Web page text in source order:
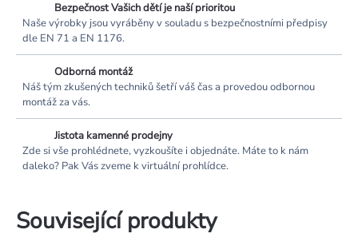
Bezpečnost Vašich dětí je naší prioritou
Naše výrobky jsou vyráběny v souladu s bezpečnostními předpisy
dle EN 71 a EN 1176.
Odborná montáž
Náš tým zkušených techniků šetří váš čas a provedou odbornou
montáž za vás.
Jistota kamenné prodejny
Zde si vše prohlédnete, vyzkoušíte i objednáte. Máte to k nám
daleko? Pak Vás zveme k virtuální prohlídce.
Související produkty